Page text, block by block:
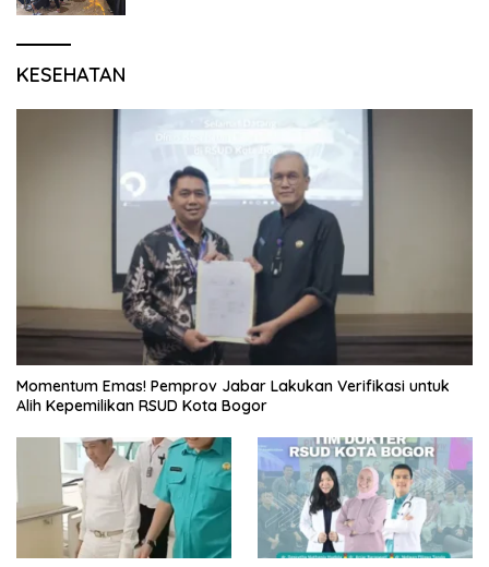
KESEHATAN
Momentum Emas! Pemprov Jabar Lakukan Verifikasi untuk
Alih Kepemilikan RSUD Kota Bogor